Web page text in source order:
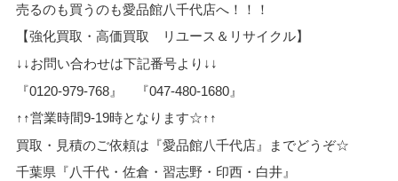
売るのも買うのも愛品館八千代店へ！！！
【強化買取・高価買取 リユース＆リサイクル】
↓↓お問い合わせは下記番号より↓↓
『0120-979-768』 『047-480-1680』
↑↑営業時間9-19時となります☆↑↑
買取・見積のご依頼は『愛品館八千代店』までどうぞ☆
千葉県『八千代・佐倉・習志野・印西・白井』